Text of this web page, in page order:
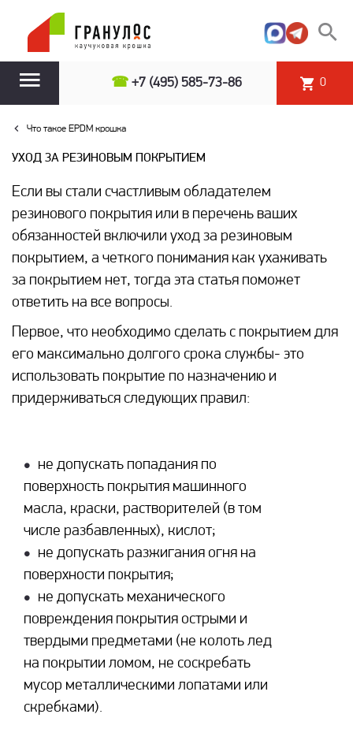
☎ +7 (495) 585-73-86 0
Что такое EPDM крошка
УХОД ЗА РЕЗИНОВЫМ ПОКРЫТИЕМ
Если вы стали счастливым обладателем
резинового покрытия или в перечень ваших
обязанностей включили уход за резиновым
покрытием, а четкого понимания как ухаживать
за покрытием нет, тогда эта статья поможет
ответить на все вопросы.
Первое, что необходимо сделать с покрытием для
его максимально долгого срока службы- это
использовать покрытие по назначению и
придерживаться следующих правил:
не допускать попадания по
поверхность покрытия машинного
масла, краски, растворителей (в том
числе разбавленных), кислот;
не допускать разжигания огня на
поверхности покрытия;
не допускать механического
повреждения покрытия острыми и
твердыми предметами (не колоть лед
на покрытии ломом, не соскребать
мусор металлическими лопатами или
скребками).